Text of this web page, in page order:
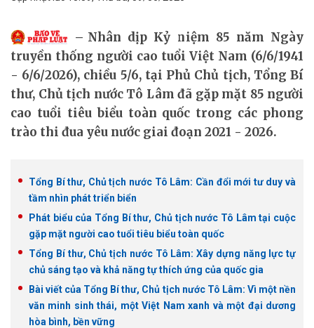
Nhân dịp Kỷ niệm 85 năm Ngày
truyền thống người cao tuổi Việt Nam (6/6/1941
- 6/6/2026), chiều 5/6, tại Phủ Chủ tịch, Tổng Bí
thư, Chủ tịch nước Tô Lâm đã gặp mặt 85 người
cao tuổi tiêu biểu toàn quốc trong các phong
trào thi đua yêu nước giai đoạn 2021 - 2026.
Tổng Bí thư, Chủ tịch nước Tô Lâm: Cần đổi mới tư duy và
tầm nhìn phát triển biển
Phát biểu của Tổng Bí thư, Chủ tịch nước Tô Lâm tại cuộc
gặp mặt người cao tuổi tiêu biểu toàn quốc
Tổng Bí thư, Chủ tịch nước Tô Lâm: Xây dựng năng lực tự
chủ sáng tạo và khả năng tự thích ứng của quốc gia
Bài viết của Tổng Bí thư, Chủ tịch nước Tô Lâm: Vì một nền
văn minh sinh thái, một Việt Nam xanh và một đại dương
hòa bình, bền vững